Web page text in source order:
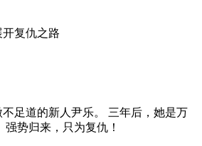
复仇之路
足道的新人尹乐。 三年后，她是万
势归来，只为复仇！